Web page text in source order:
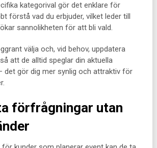
kategorival gör det enklare för
förstå vad du erbjuder, vilket leder till
sannolikheten för att bli vald.
välja och, vid behov, uppdatera
att de alltid speglar din aktuella
det gör dig mer synlig och attraktiv för
förfrågningar utan